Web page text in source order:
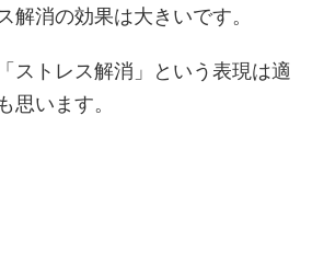
解消の効果は大きいです。
ストレス解消」という表現は適
思います。